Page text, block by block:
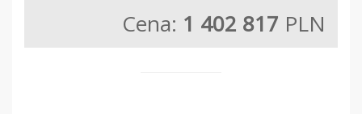
Cena: 1 402 817 PLN